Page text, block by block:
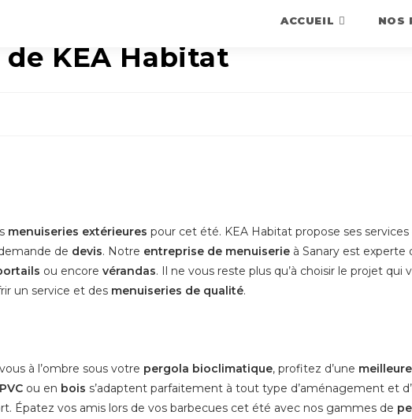
ACCUEIL NOS
KEA Habitat
menuiseries extérieures pour cet été. KEA Habitat propose ses
de devis. Notre entreprise de menuiserie à Sanary est experte
ou encorevérandas. Il ne vous reste plus qu’à choisir le projet qui
un service et des menuiseries de qualité.
à l’ombre sous votre pergola bioclimatique, profitez d’une
PVC ou en bois s’adaptent parfaitement à tout type d’aménagement et
Épatez vos amis lors de vos barbecues cet été avec nos gammes de